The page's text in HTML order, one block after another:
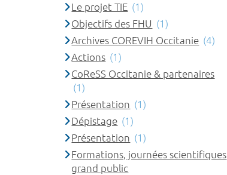
Le projet TIE (1)
Objectifs des FHU (1)
Archives COREVIH Occitanie (4)
Actions (1)
CoReSS Occitanie & partenaires
(1)
Présentation (1)
Dépistage (1)
Présentation (1)
Formations, journées scientifiques
grand public